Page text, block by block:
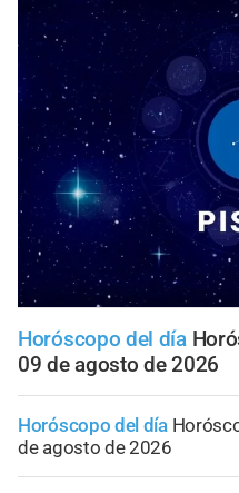
Horóscopo del día
09 de agosto de 2026
Horóscopo del día
de agosto de 2026